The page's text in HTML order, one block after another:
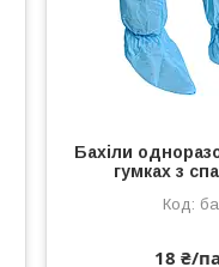
Бахіли
гумках з
18 ₴/